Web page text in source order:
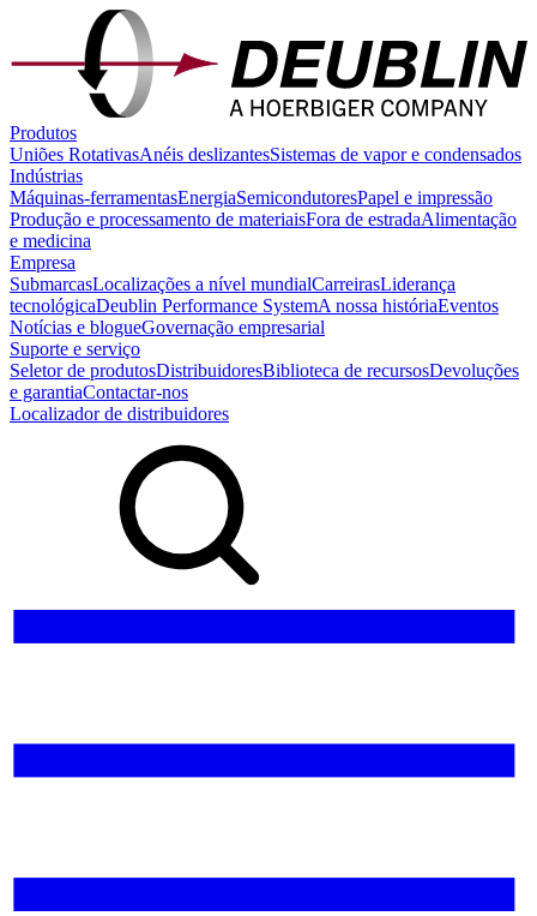
Produtos
Uniões RotativasAnéis deslizantesSistemas de vapor e condensados
Indústrias
Máquinas-ferramentasEnergiaSemicondutoresPapel e impressão
Produção e processamento de materiaisFora de estradaAlimentação
e medicina
Empresa
SubmarcasLocalizações a nível mundialCarreirasLiderança
tecnológicaDeublin Performance SystemA nossa históriaEventos
Notícias e blogueGovernação empresarial
Suporte e serviço
Seletor de produtosDistribuidoresBiblioteca de recursosDevoluções
e garantiaContactar-nos
Localizador de distribuidores